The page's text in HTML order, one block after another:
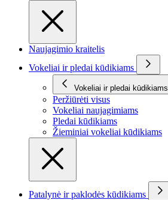
Naujagimio kraitelis
Vokeliai ir pledai kūdikiams
Vokeliai ir pledai kūdikiams
Peržiūrėti visus
Vokeliai naujagimiams
Pledai kūdikiams
Žieminiai vokeliai kūdikiams
Patalynė ir paklodės kūdikiams